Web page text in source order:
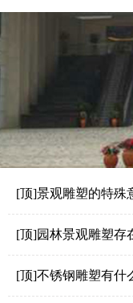
[顶]景观雕塑的特殊
[顶]园林景观雕塑存
[顶]不锈钢雕塑有什